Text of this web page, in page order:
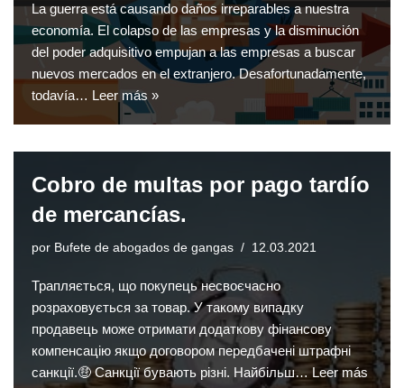
La guerra está causando daños irreparables a nuestra
economía. El colapso de las empresas y la disminución
del poder adquisitivo empujan a las empresas a buscar
nuevos mercados en el extranjero. Desafortunadamente,
todavía… Leer más »
Cobro de multas por pago tardío
de mercancías.
por Bufete de abogados de gangas 12.03.2021
Трапляється, що покупець несвоєчасно
розраховується за товар. У такому випадку
продавець може отримати додаткову фінансову
компенсацію якщо договором передбачені штрафні
санкції.🤑 Санкції бувають різні. Найбільш…Leer más